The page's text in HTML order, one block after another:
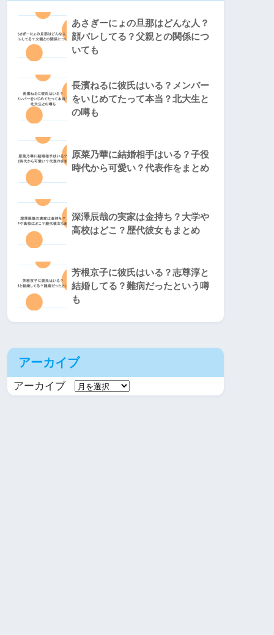
あさぎーにょの旦那はどんな人？
顔バレしてる？父親との関係につ
いても
長濱ねるに彼氏はいる？メンバー
をいじめてたって本当？北大生と
の噂も
原菜乃華に結婚相手はいる？子役
時代から可愛い？代表作をまとめ
深澤辰哉の実家は金持ち？大学や
高校はどこ？歴代彼女もまとめ
芳根京子に彼氏はいる？志尊淳と
結婚してる？難病だったという噂
も
アーカイブ
アーカイブ